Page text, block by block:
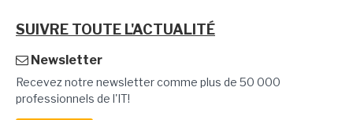
SUIVRE TOUTE L'ACTUALITÉ
Newsletter
Recevez notre newsletter comme plus de 50 000
professionnels de l'IT!